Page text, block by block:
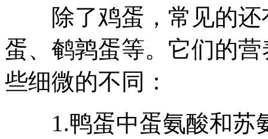
除了鸡蛋，常见的还
蛋、鹌鹑蛋等。它们的
些细微的不同：
1.鸭蛋中蛋氨酸和苏